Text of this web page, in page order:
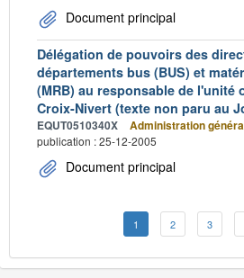
Document principal
Délégation de pouvoirs des
départements bus (BUS) et
(MRB) au responsable de l'unité
Croix-Nivert (texte non paru au
EQUT0510340X Administration
publication : 25-12-2005
Document principal
1 2 3